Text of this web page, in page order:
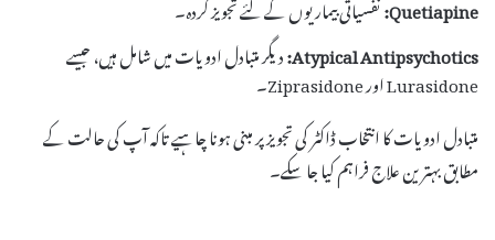
Atypical Antipsychotics: دیگر متبادل ادویات میں شامل ہیں، جیسے
Lurasidone اور Ziprasidone۔
متبادل ادویات کا انتخاب ڈاکٹر کی تجویز پر مبنی ہونا چاہیے تاکہ آپ کی حالت کے
مطابق بہترین علاج فراہم کیا جا سکے۔